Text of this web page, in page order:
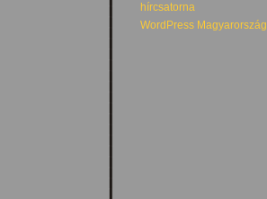
hírcsatorna
WordPress Magyarország